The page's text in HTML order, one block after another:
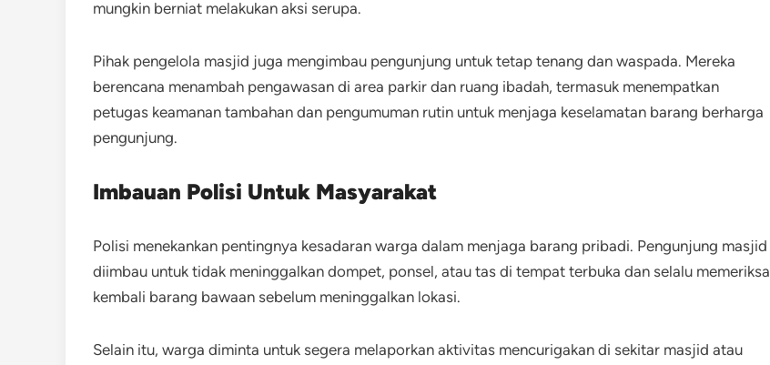
mungkin berniat melakukan aksi serupa.
Pihak pengelola masjid juga mengimbau pengunjung untuk tetap tenang dan waspada. Mereka
berencana menambah pengawasan di area parkir dan ruang ibadah, termasuk menempatkan
petugas keamanan tambahan dan pengumuman rutin untuk menjaga keselamatan barang berharga
pengunjung.
Imbauan Polisi Untuk Masyarakat
Polisi menekankan pentingnya kesadaran warga dalam menjaga barang pribadi. Pengunjung masjid
diimbau untuk tidak meninggalkan dompet, ponsel, atau tas di tempat terbuka dan selalu memeriksa
kembali barang bawaan sebelum meninggalkan lokasi.
Selain itu, warga diminta untuk segera melaporkan aktivitas mencurigakan di sekitar masjid atau